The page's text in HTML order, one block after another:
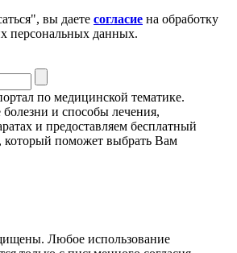
вы даете согласие на обработку
персональных данных.
по медицинской тематике.
и способы лечения,
и предоставляем бесплатный
который поможет выбрать Вам
Любое использование